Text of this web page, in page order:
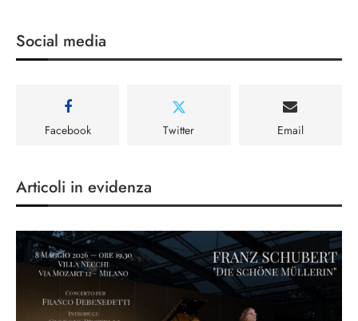
Social media
Facebook Twitter Email
Articoli in evidenza